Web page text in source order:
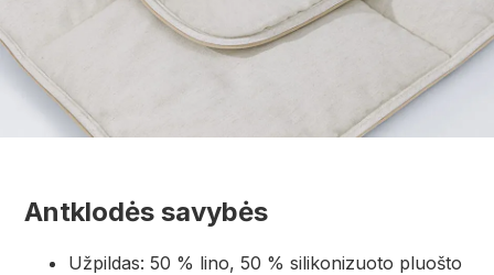
Antklodės savybės
Užpildas: 50 % lino, 50 % silikonizuoto pluošto